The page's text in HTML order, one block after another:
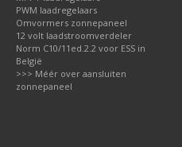
PWM laadregelaars
Omvormers zonnepaneel
12 volt laadstroomverdeler
Norm C10/11ed.2.2 voor ESS in
België
>>> Méér over aansluiten
zonnepaneel